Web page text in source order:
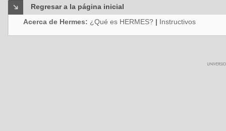
Regresar a la página inicial
Acerca de Hermes: ¿Qué es HERMES? | Instructivos